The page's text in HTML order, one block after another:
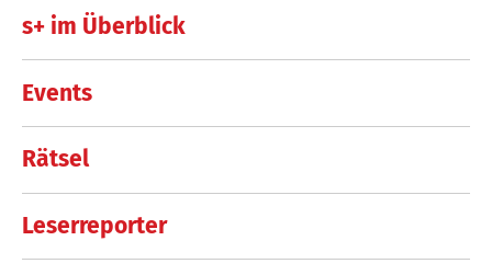
s+ im Überblick
Events
Rätsel
Leserreporter